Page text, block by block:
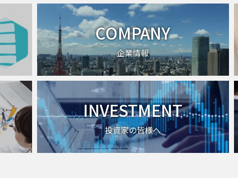
COMPANY
企業情報
INVESTMENT
投資家の皆様へ